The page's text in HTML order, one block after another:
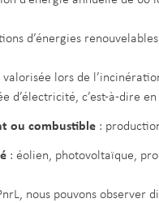
d’énergies
valorisée lors de
d’électricité, c’est-à-dire
ou combustible :
: éolien, photovoltaïque,
nous pouvons observer